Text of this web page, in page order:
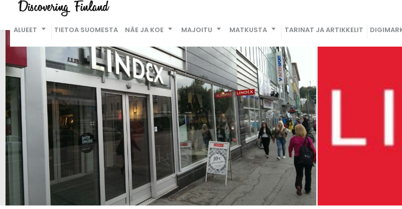
ALUEET TIETOA SUOMESTA NÄE JA KOE MAJOITU MATKUSTA TARINAT JA ARTIKKELIT